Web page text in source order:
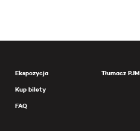
Ekspozycja
Kup bilety
FAQ
Tłumacz PJM